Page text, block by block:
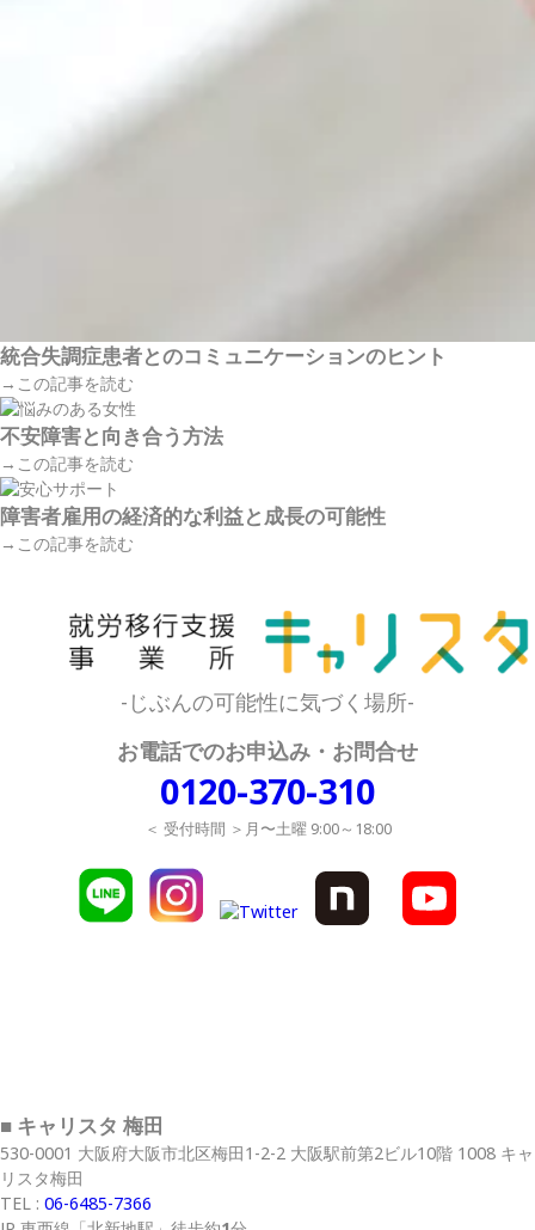
統合失調症患者とのコミュニケーションのヒント
→この記事を読む
不安障害と向き合う方法
→この記事を読む
障害者雇用の経済的な利益と成長の可能性
→この記事を読む
-じぶんの可能性に気づく場所-
お電話でのお申込み・お問合せ
0120-370-310
＜ 受付時間 ＞月〜土曜 9:00～18:00
■ キャリスタ 梅田
530-0001 大阪府大阪市北区梅田1-2-2 大阪駅前第2ビル10階 1008 キャ
リスタ梅田
TEL : 06-6485-7366